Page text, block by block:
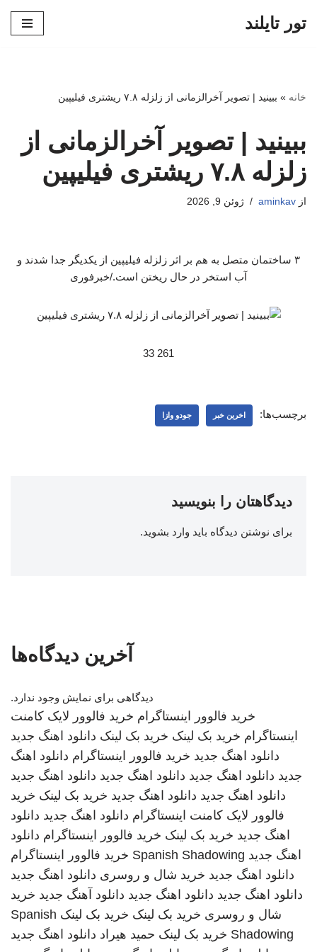
تور تایلند
خانه » ببینید | تصویر آخرالزمانی از زلزله ۷.۸ ریشتری‌ فیلیپین
ببینید | تصویر آخرالزمانی از
زلزله ۷.۸ ریشتری‌ فیلیپین
از aminkav ژوئن 9, 2026
۳ ساختمان متصل به هم بر اثر زلزله فیلیپین از یکدیگر جدا شدند و
آب استخر در حال ریختن است./خبرفوری
261 33
برچسب‌ها: اخرین خبر جودو وازا
دیدگاهتان را بنویسید
برای نوشتن دیدگاه باید وارد بشوید.
آخرین دیدگاه‌ها
دیدگاهی برای نمایش وجود ندارد.
خرید فالوور اینستاگرام خرید فالوور لایک کامنت
اینستاگرام خرید بک لینک خرید بک لینک دانلود اهنگ جدید
دانلود اهنگ جدید خرید فالوور اینستاگرام دانلود اهنگ
جدید دانلود اهنگ جدید دانلود اهنگ جدید دانلود اهنگ جدید
دانلود اهنگ جدید دانلود اهنگ جدید خرید بک لینک خرید
فالوور لایک کامنت اینستاگرام دانلود اهنگ جدید دانلود
اهنگ جدید خرید بک لینک خرید فالوور اینستاگرام دانلود
اهنگ جدید Spanish Shadowing خرید فالوور اینستاگرام
دانلود اهنگ جدید خرید شال و روسری دانلود اهنگ جدید
دانلود اهنگ جدید دانلود اهنگ جدید دانلود آهنگ جدید خرید
شال و روسری خرید بک لینک خرید بک لینک Spanish
Shadowing خرید بک لینک حمید هیراد دانلود اهنگ جدید